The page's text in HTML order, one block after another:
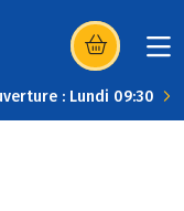
(s’ouvre dans
: Lundi 09:30